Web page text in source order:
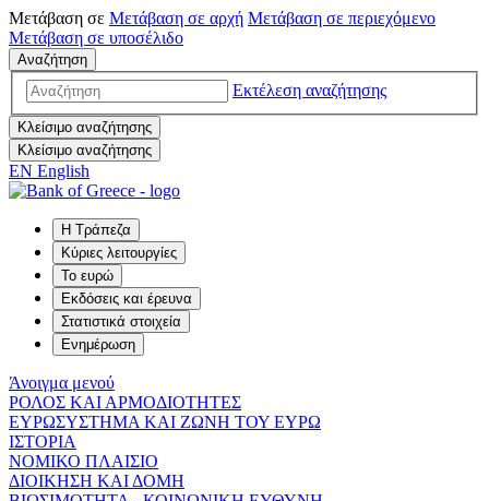
Μετάβαση σε Μετάβαση σε αρχή Μετάβαση σε περιεχόμενο
Μετάβαση σε υποσέλιδο
Αναζήτηση
Εκτέλεση αναζήτησης
Κλείσιμο αναζήτησης
Κλείσιμο αναζήτησης
EN English
Η Τράπεζα
Κύριες λειτουργίες
Το ευρώ
Εκδόσεις και έρευνα
Στατιστικά στοιχεία
Ενημέρωση
Άνοιγμα μενού
ΡΟΛΟΣ ΚΑΙ ΑΡΜΟΔΙΟΤΗΤΕΣ
ΕΥΡΩΣΥΣΤΗΜΑ ΚΑΙ ΖΩΝΗ ΤΟΥ ΕΥΡΩ
ΙΣΤΟΡΙΑ
ΝΟΜΙΚΟ ΠΛΑΙΣΙΟ
ΔΙΟΙΚΗΣΗ ΚΑΙ ΔΟΜΗ